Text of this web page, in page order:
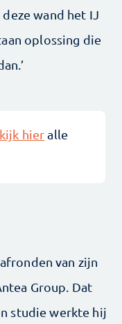
wand het IJ
oplossing die
hieralle
van zijn
Group. Dat
studie werkte hij